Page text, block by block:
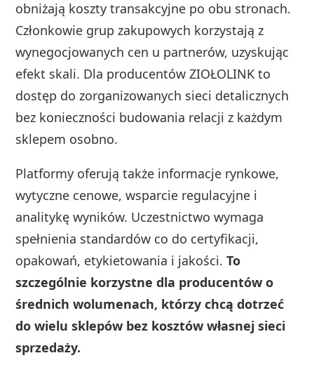
obniżają koszty transakcyjne po obu stronach.
Członkowie grup zakupowych korzystają z
wynegocjowanych cen u partnerów, uzyskując
efekt skali. Dla producentów ZIOŁOLINK to
dostęp do zorganizowanych sieci detalicznych
bez konieczności budowania relacji z każdym
sklepem osobno.
Platformy oferują także informacje rynkowe,
wytyczne cenowe, wsparcie regulacyjne i
analitykę wyników. Uczestnictwo wymaga
spełnienia standardów co do certyfikacji,
opakowań, etykietowania i jakości.To
szczególnie korzystne dla producentów o
średnich wolumenach, którzy chcą dotrzeć
do wielu sklepów bez kosztów własnej sieci
sprzedaży.